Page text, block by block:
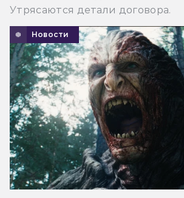
Утрясаются детали договора.
Новости